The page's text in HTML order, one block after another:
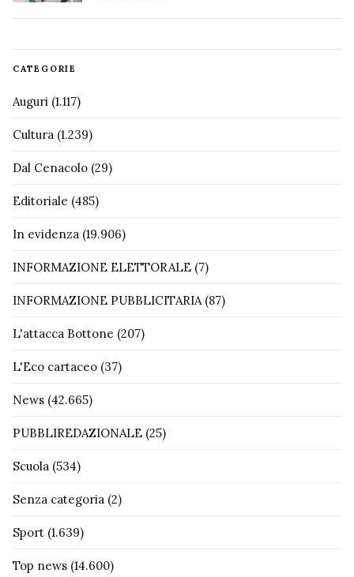
CATEGORIE
Auguri (1.117)
Cultura (1.239)
Dal Cenacolo (29)
Editoriale (485)
In evidenza (19.906)
INFORMAZIONE ELETTORALE (7)
INFORMAZIONE PUBBLICITARIA(87)
L'attacca Bottone (207)
L'Eco cartaceo (37)
News (42.665)
PUBBLIREDAZIONALE (25)
Scuola (534)
Senza categoria (2)
Sport (1.639)
Top news (14.600)